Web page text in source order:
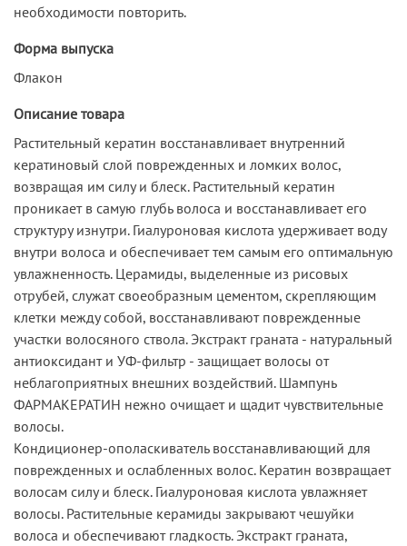
необходимости повторить.
Форма выпуска
Флакон
Описание товара
Растительный кератин восстанавливает внутренний
кератиновый слой поврежденных и ломких волос,
возвращая им силу и блеск. Растительный кератин
проникает в самую глубь волоса и восстанавливает его
структуру изнутри. Гиалуроновая кислота удерживает воду
внутри волоса и обеспечивает тем самым его оптимальную
увлажненность. Церамиды, выделенные из рисовых
отрубей, служат своеобразным цементом, скрепляющим
клетки между собой, восстанавливают поврежденные
участки волосяного ствола. Экстракт граната - натуральный
антиоксидант и УФ-фильтр - защищает волосы от
неблагоприятных внешних воздействий. Шампунь
ФАРМАКЕРАТИН нежно очищает и щадит чувствительные
волосы.
Кондиционер-ополаскиватель восстанавливающий для
поврежденных и ослабленных волос. Кератин возвращает
волосам силу и блеск. Гиалуроновая кислота увлажняет
волосы. Растительные керамиды закрывают чешуйки
волоса и обеспечивают гладкость. Экстракт граната,